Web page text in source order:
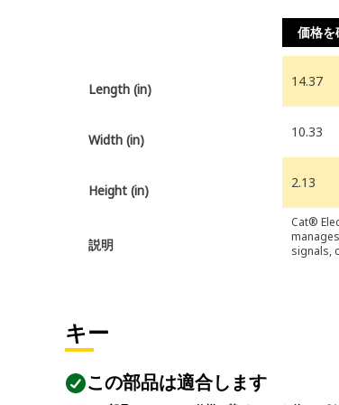
Length (in)
Width (in)
Height (in)
説明
価格を
14.37
10.33
2.13
Cat®
signals,
キー
この部品は適合します